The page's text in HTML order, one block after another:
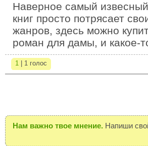
Наверное самый
книг просто потрясает
жанров, здесь можно
роман для дамы, и какое-
1 | 1 голос
Нам важно твое мнение. Напиши